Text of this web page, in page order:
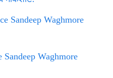
Sandeep Waghmore
Sandeep Waghmore